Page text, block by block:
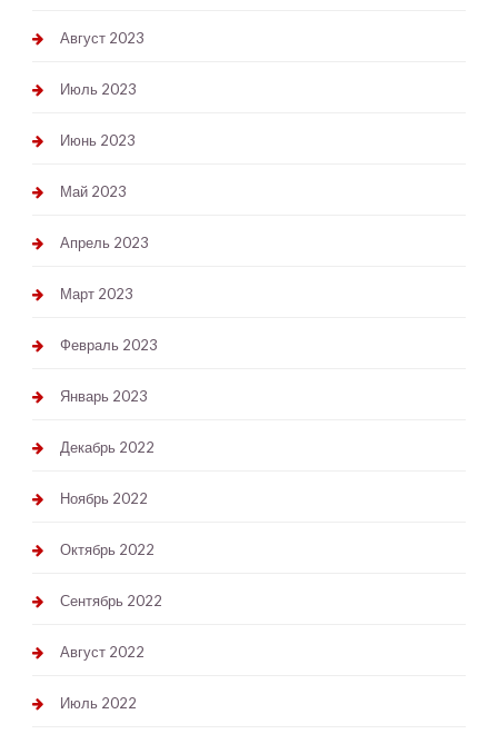
Август 2023
Июль 2023
Июнь 2023
Май 2023
Апрель 2023
Март 2023
Февраль 2023
Январь 2023
Декабрь 2022
Ноябрь 2022
Октябрь 2022
Сентябрь 2022
Август 2022
Июль 2022